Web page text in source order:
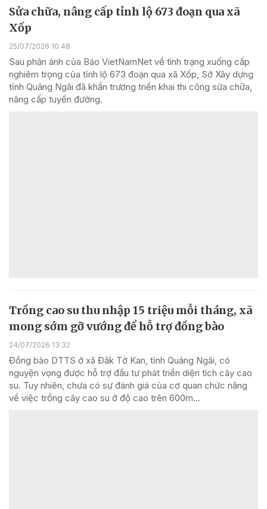
Sửa chữa, nâng cấp tỉnh lộ 673 đoạn qua xã
Xốp
25/07/2026 10:48
Sau phản ánh của Báo VietNamNet về tình trạng xuống cấp
nghiêm trọng của tỉnh lộ 673 đoạn qua xã Xốp, Sở Xây dựng
tỉnh Quảng Ngãi đã khẩn trương triển khai thi công sửa chữa,
nâng cấp tuyến đường.
Trồng cao su thu nhập 15 triệu mỗi tháng, xã
mong sớm gỡ vướng để hỗ trợ đồng bào
24/07/2026 13:32
Đồng bào DTTS ở xã Đăk Tờ Kan, tỉnh Quảng Ngãi, có
nguyện vọng được hỗ trợ đầu tư phát triển diện tích cây cao
su. Tuy nhiên, chưa có sự đánh giá của cơ quan chức năng
về việc trồng cây cao su ở độ cao trên 600m...